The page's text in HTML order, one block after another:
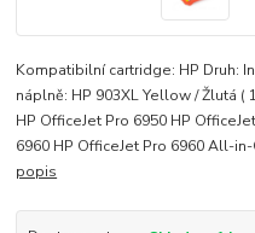
Kompatibilní cartridge: HP Druh:
náplně: HP 903XL Yellow / Žlutá
HP OfficeJet Pro 6950 HP
6960 HP OfficeJet Pro 6960 All-
popis